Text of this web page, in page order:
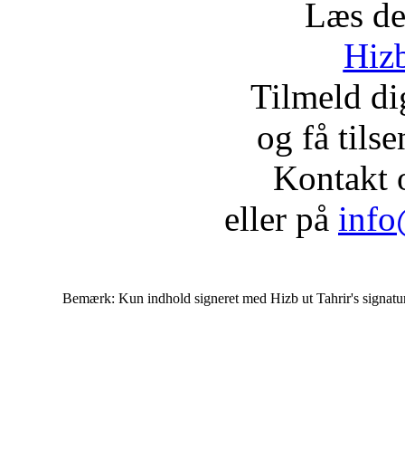
Læs
Tilmeld
og få
Kontakt
eller på
Bemærk: Kun indhold signeret med Hizb ut Tahrir's